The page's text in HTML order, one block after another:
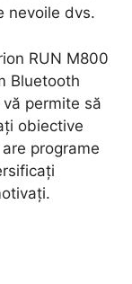
nevoile dvs.
RUN M800
Bluetooth
permite să
obiective
programe